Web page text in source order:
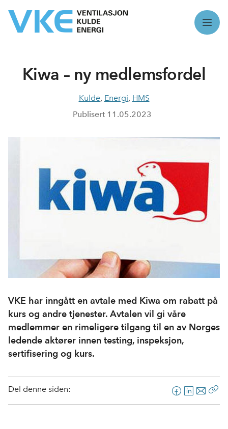
Meny
Kiwa – ny medlemsfordel
Kulde, Energi, HMS
Publisert 11.05.2023
VKE har inngått en avtale med Kiwa om rabatt på
kurs og andre tjenester. Avtalen vil gi våre
medlemmer en rimeligere tilgang til en av Norges
ledende aktører innen testing, inspeksjon,
sertifisering og kurs.
Del denne siden:
F
a
L
i
E
-